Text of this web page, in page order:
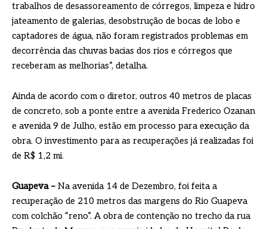
trabalhos de desassoreamento de córregos, limpeza e hidro
jateamento de galerias, desobstrução de bocas de lobo e
captadores de água, não foram registrados problemas em
decorrência das chuvas bacias dos rios e córregos que
receberam as melhorias”, detalha.
Ainda de acordo com o diretor, outros 40 metros de placas
de concreto, sob a ponte entre a avenida Frederico Ozanan
e avenida 9 de Julho, estão em processo para execução da
obra. O investimento para as recuperações já realizadas foi
de R$ 1,2 mi.
Guapeva – Na avenida 14 de Dezembro, foi feita a
recuperação de 210 metros das margens do Rio Guapeva
com colchão “reno”. A obra de contenção no trecho da rua